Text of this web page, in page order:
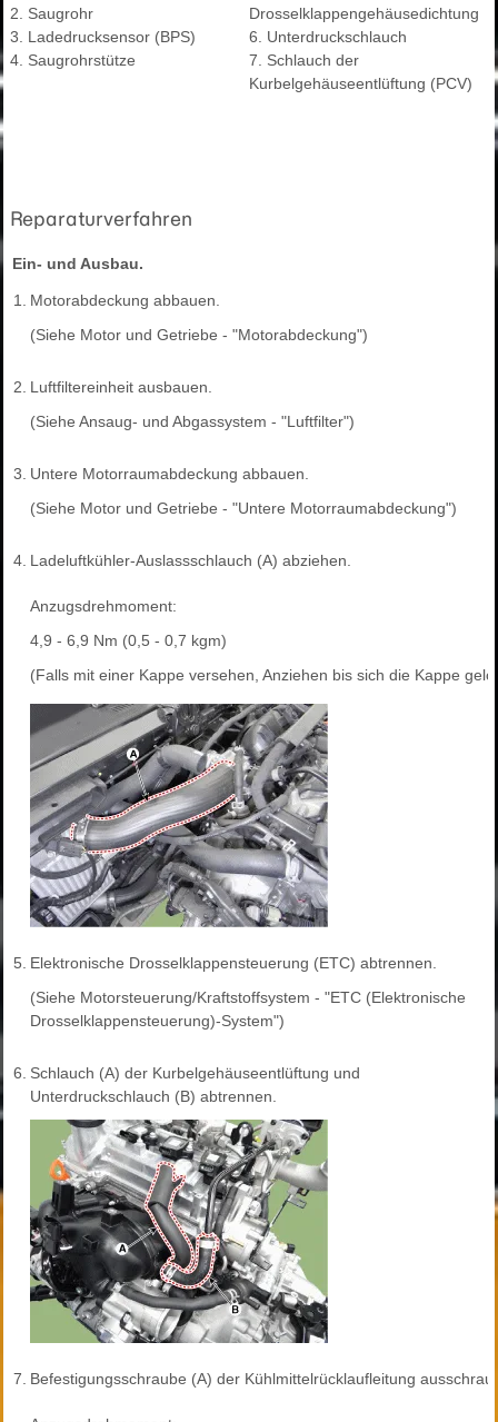
2. Saugrohr
3. Ladedrucksensor (BPS)
4. Saugrohrstütze
Drosselklappengehäusedichtung
6. Unterdruckschlauch
7. Schlauch der
Kurbelgehäuseentlüftung (PCV)
Reparaturverfahren
Ein- und Ausbau.
1.
Motorabdeckung abbauen.
(Siehe Motor und Getriebe - "Motorabdeckung")
2. Luftfiltereinheit ausbauen.
(Siehe Ansaug- und Abgassystem - "Luftfilter")
3. Untere Motorraumabdeckung abbauen.
(Siehe Motor und Getriebe - "Untere Motorraumabdeckung")
4. Ladeluftkühler-Auslassschlauch (A) abziehen.
Anzugsdrehmoment:
4,9 - 6,9 Nm (0,5 - 0,7 kgm)
(Falls mit einer Kappe versehen, Anziehen bis sich die Kappe
5. Elektronische Drosselklappensteuerung (ETC) abtrennen.
(Siehe Motorsteuerung/Kraftstoffsystem - "ETC (Elektronische
Drosselklappensteuerung)-System")
6. Schlauch (A) der Kurbelgehäuseentlüftung und
Unterdruckschlauch (B) abtrennen.
7. Befestigungsschraube (A) der Kühlmittelrücklaufleitung